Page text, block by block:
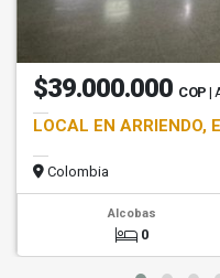
$39.000.000 COP |
LOCAL EN ARRIENDO,
Colombia
Alcobas
0